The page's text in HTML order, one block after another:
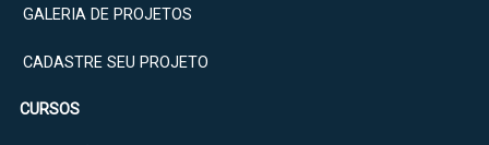
GALERIA DE PROJETOS
CADASTRE SEU PROJETO
CURSOS